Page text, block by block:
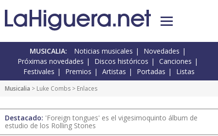
MUSICALIA: Noticias musicales
Novedades
Próximas novedades
Discos históricos
Canciones
Festivales
Premios Artistas Portadas Listas
Musicalia > Luke Combs > Enlaces
Destacado: 'Foreign tongues' es el vigesimoquinto álbum de
estudio de los Rolling Stones